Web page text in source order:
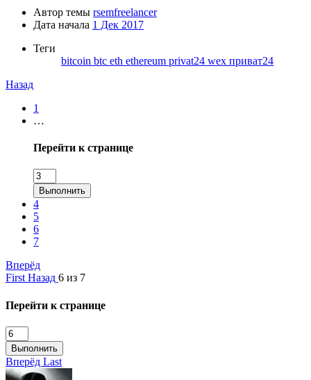
Автор темы rsemfreelancer
Дата начала 1 Дек 2017
Теги
bitcoin btc eth ethereum privat24 wex приват24
Назад
1
…
Перейти к странице
Выполнить
4
5
6
7
Вперёд
First Назад 6 из 7
Перейти к странице
Выполнить
Вперёд Last